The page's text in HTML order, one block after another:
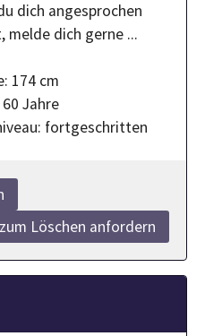
dich angesprochen
melde dich gerne ...
174 cm
Jahre
fortgeschritten
Löschen anfordern